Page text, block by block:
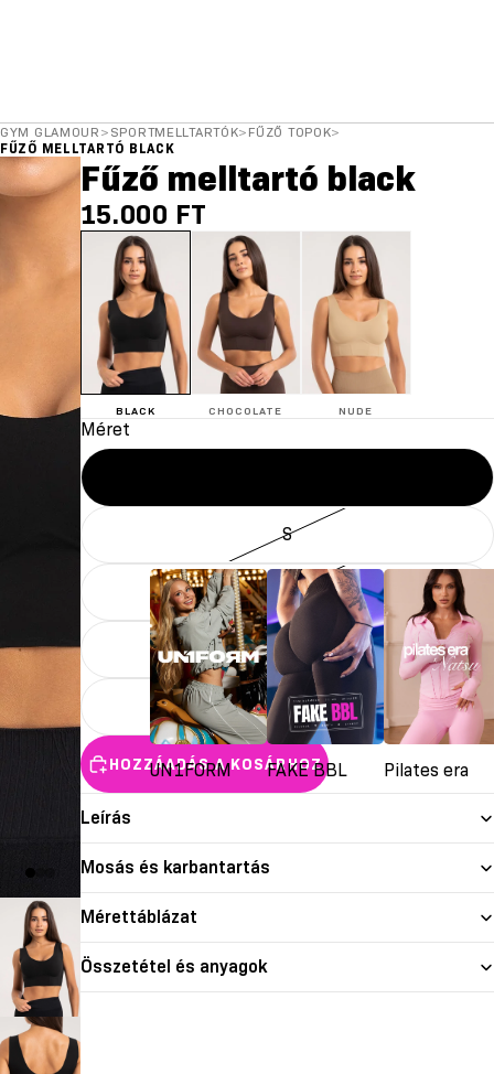
UN1FORM FAKE BBL Pilates era
GYM GLAMOUR > SPORTMELLTARTÓK> FŰZŐ TOPOK>
FŰZŐ MELLTARTÓ BLACK
Fűző melltartó black
15.000 FT
BLACK CHOCOLATE NUDE
Méret
S
M
L
XL
HOZZÁADÁS A KOSÁRHOZ
Leírás
Mosás és karbantartás
Mérettáblázat
Összetétel és anyagok